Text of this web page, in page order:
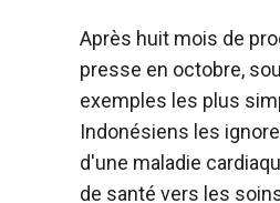
Après huit mois de
presse en octobre,
exemples les plus
Indonésiens les
d'une maladie
de santé vers les